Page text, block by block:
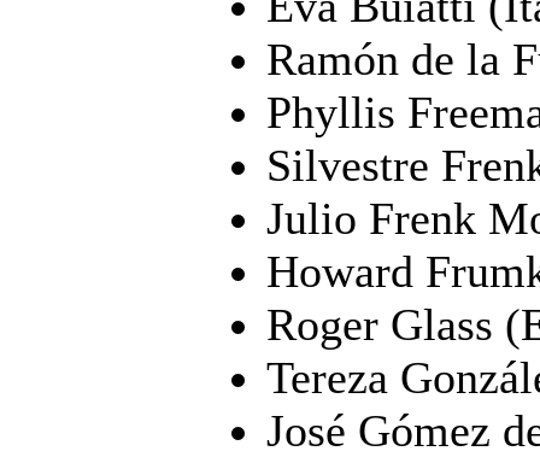
Ramón de la
Phyllis
Silvestre
Julio Frenk
Howard
Roger Glass
Tereza
José Gómez